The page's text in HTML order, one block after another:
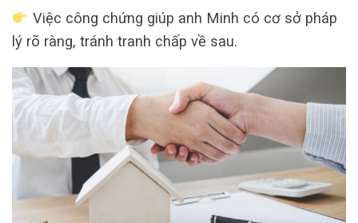
Việc công chứng giúp anh Minh có cơ sở pháp
lý rõ ràng, tránh tranh chấp về sau.